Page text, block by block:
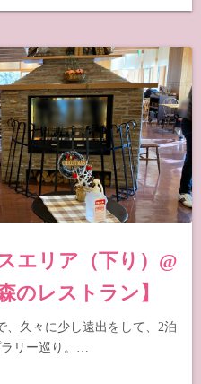
エリア（下り）@
のレストラン】
、久々に少し遠出をして、2泊
ラリー巡り。…